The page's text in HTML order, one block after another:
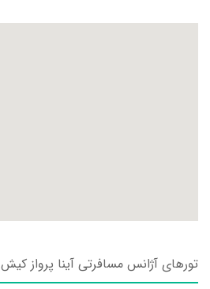
تورهای آژانس مسافرتی آينا پرواز کيش